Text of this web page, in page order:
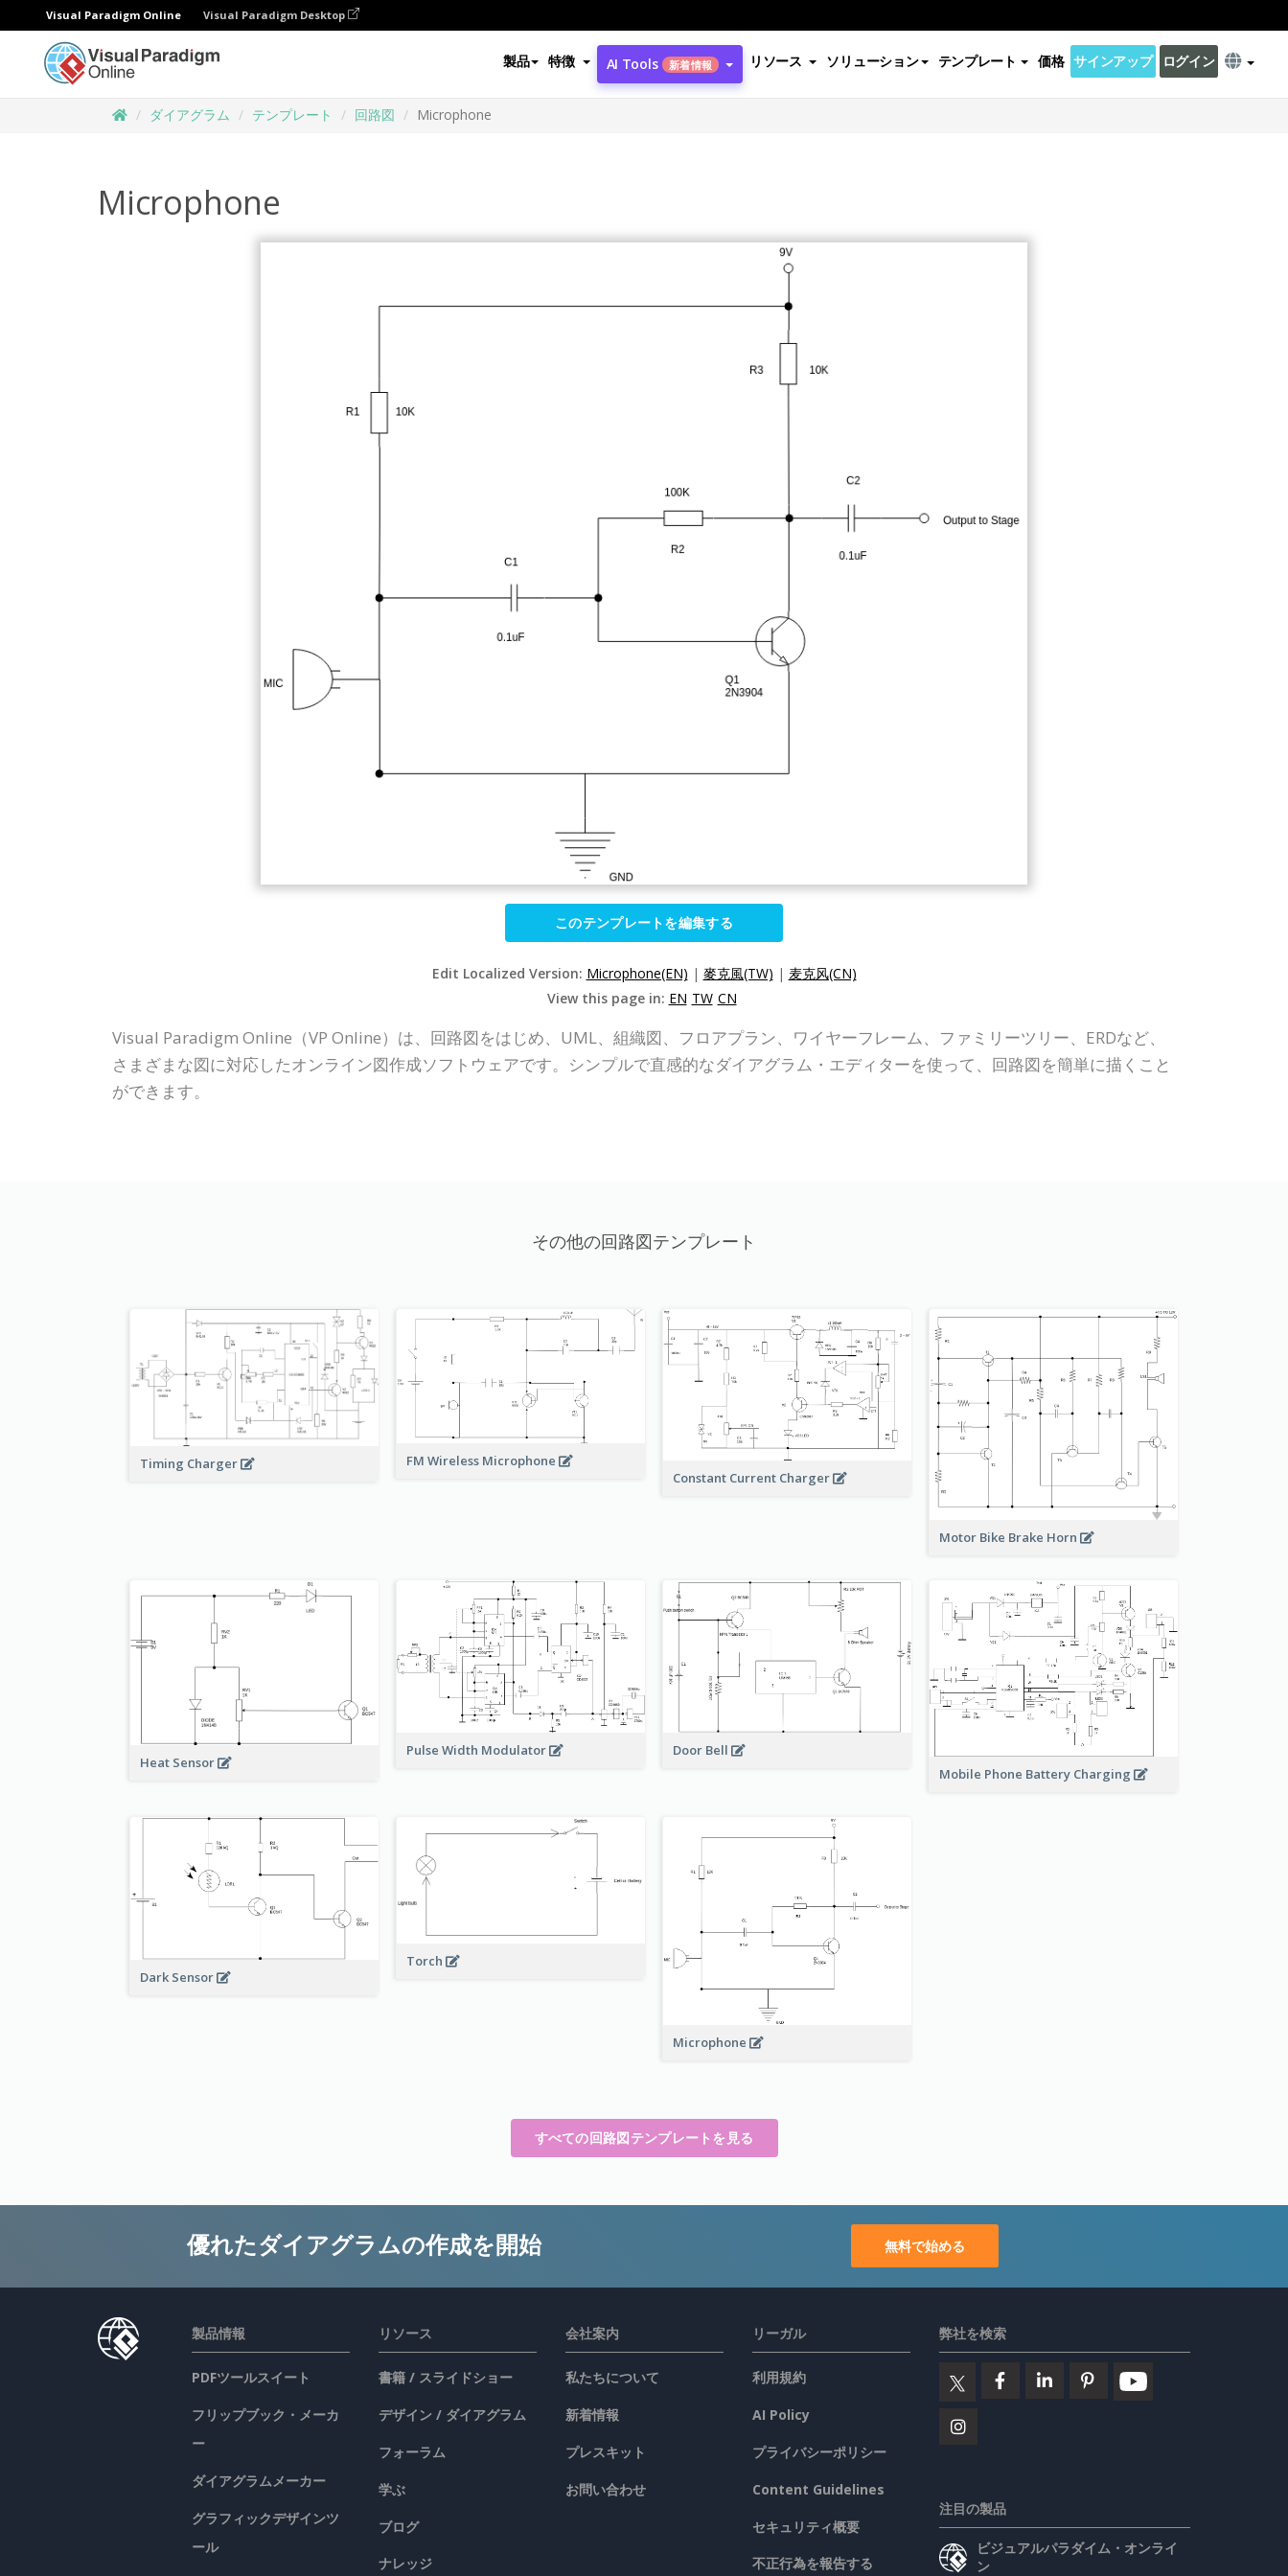
Visual Paradigm Online Visual Paradigm Desktop
製品 特徴 AI Tools 新着情報 リソース ソリューション テンプレート 価格 サインアップ ログイン
ダイアグラム テンプレート 回路図 Microphone
Microphone
このテンプレートを編集する
Edit Localized Version: Microphone(EN) | 麥克風(TW) | 麦克风(CN)
View this page in: EN TW CN
Visual Paradigm Online（VP Online）は、回路図をはじめ、UML、組織図、フロアプラン、ワイヤーフレーム、ファミリーツリー、ERDなど、
さまざまな図に対応したオンライン図作成ソフトウェアです。シンプルで直感的なダイアグラム・エディターを使って、回路図を簡単に描くこと
ができます。
その他の回路図テンプレート
Timing Charger
FM Wireless Microphone
Constant Current Charger
Motor Bike Brake Horn
Heat Sensor
Pulse Width Modulator
Door Bell
Mobile Phone Battery Charging
Dark Sensor
Torch
Microphone
すべての回路図テンプレートを見る
優れたダイアグラムの作成を開始 無料で始める
製品情報
PDFツールスイート
フリップブック・メーカ
ー
ダイアグラムメーカー
グラフィックデザインツ
ール
リソース
書籍 / スライドショー
デザイン / ダイアグラム
フォーラム
学ぶ
ブログ
ナレッジ
会社案内
私たちについて
新着情報
プレスキット
お問い合わせ
リーガル
利用規約
AI Policy
プライバシーポリシー
Content Guidelines
セキュリティ概要
不正行為を報告する
弊社を検索
注目の製品
ビジュアルパラダイム・オンライ
ン